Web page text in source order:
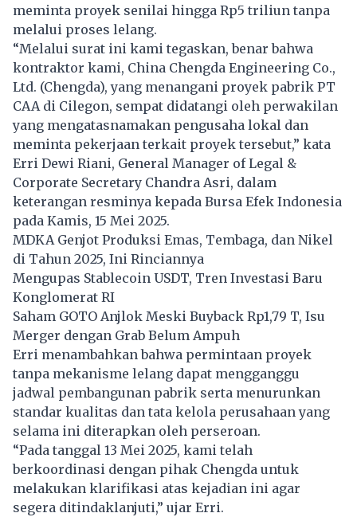
meminta proyek senilai hingga Rp5 triliun tanpa
melalui proses lelang.
“Melalui surat ini kami tegaskan, benar bahwa
kontraktor kami, China Chengda Engineering Co.,
Ltd. (Chengda), yang menangani proyek pabrik PT
CAA di Cilegon, sempat didatangi oleh perwakilan
yang mengatasnamakan pengusaha lokal dan
meminta pekerjaan terkait proyek tersebut,” kata
Erri Dewi Riani, General Manager of Legal &
Corporate Secretary Chandra Asri, dalam
keterangan resminya kepada Bursa Efek Indonesia
pada Kamis, 15 Mei 2025.
MDKA Genjot Produksi Emas, Tembaga, dan Nikel
di Tahun 2025, Ini Rinciannya
Mengupas Stablecoin USDT, Tren Investasi Baru
Konglomerat RI
Saham GOTO Anjlok Meski Buyback Rp1,79 T, Isu
Merger dengan Grab Belum Ampuh
Erri menambahkan bahwa permintaan proyek
tanpa mekanisme lelang dapat mengganggu
jadwal pembangunan pabrik serta menurunkan
standar kualitas dan tata kelola perusahaan yang
selama ini diterapkan oleh perseroan.
“Pada tanggal 13 Mei 2025, kami telah
berkoordinasi dengan pihak Chengda untuk
melakukan klarifikasi atas kejadian ini agar
segera ditindaklanjuti,” ujar Erri.